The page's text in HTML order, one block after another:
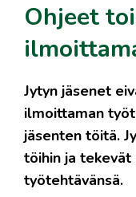
Ohjeet
Jytyn jäsenet
ilmoittaman
jäsenten töitä.
töihin ja tekevät
työtehtävänsä.